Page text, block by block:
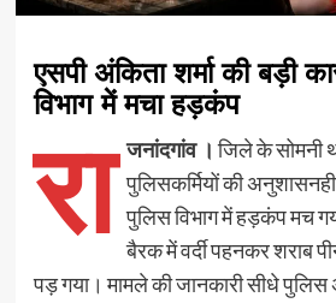
एसपी अंकिता शर्मा की बड़ी
विभाग में मचा हड़कंप
रा जनांदगांव । जिले के सोमनी
पुलिसकर्मियों की
पुलिस विभाग में हड़कंप मच
बैरक में वर्दी पहनकर शराब
पड़ गया। मामले की जानकारी सीधे